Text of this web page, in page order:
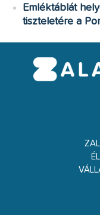
Emléktáblát
tiszteletére a